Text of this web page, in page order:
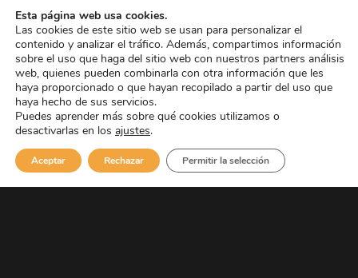
GRUPOS COLABORADORES
Upimir
Esta página web usa cookies.
Las cookies de este sitio web se usan para personalizar el
contenido y analizar el tráfico. Además, compartimos información
sobre el uso que haga del sitio web con nuestros partners análisis
web, quienes pueden combinarla con otra información que les
haya proporcionado o que hayan recopilado a partir del uso que
haya hecho de sus servicios.
Puedes aprender más sobre qué cookies utilizamos o
desactivarlas en los ajustes.
Aceptar Rechazar Permitir la selección